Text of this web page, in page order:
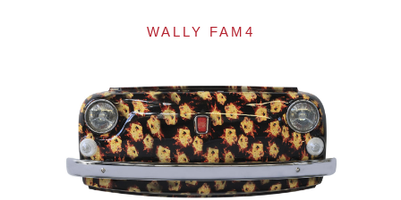
WALLY FAM4